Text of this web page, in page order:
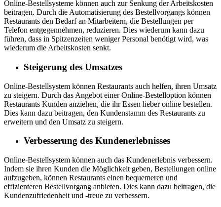
Online-Bestellsysteme können auch zur Senkung der Arbeitskosten
beitragen. Durch die Automatisierung des Bestellvorgangs können
Restaurants den Bedarf an Mitarbeitern, die Bestellungen per
Telefon entgegennehmen, reduzieren. Dies wiederum kann dazu
führen, dass in Spitzenzeiten weniger Personal benötigt wird, was
wiederum die Arbeitskosten senkt.
Steigerung des Umsatzes
Online-Bestellsystem können Restaurants auch helfen, ihren Umsatz
zu steigern. Durch das Angebot einer Online-Bestelloption können
Restaurants Kunden anziehen, die ihr Essen lieber online bestellen.
Dies kann dazu beitragen, den Kundenstamm des Restaurants zu
erweitern und den Umsatz zu steigern.
Verbesserung des Kundenerlebnisses
Online-Bestellsystem können auch das Kundenerlebnis verbessern.
Indem sie ihren Kunden die Möglichkeit geben, Bestellungen online
aufzugeben, können Restaurants einen bequemeren und
effizienteren Bestellvorgang anbieten. Dies kann dazu beitragen, die
Kundenzufriedenheit und -treue zu verbessern.